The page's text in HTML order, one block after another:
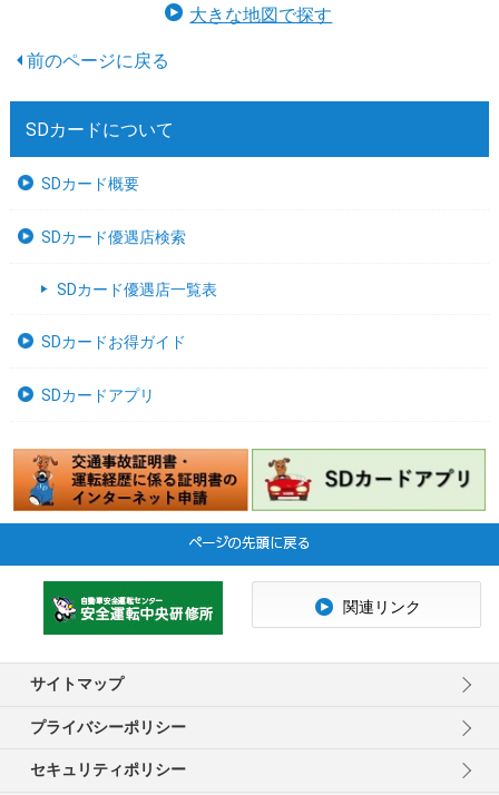
大きな地図で探す
SDカードについて
SDカード概要
SDカード優遇店検索
SDカード優遇店一覧表
SDカードお得ガイド
SDカードアプリ
サイトマップ
プライバシーポリシー
セキュリティポリシー
関連リンク